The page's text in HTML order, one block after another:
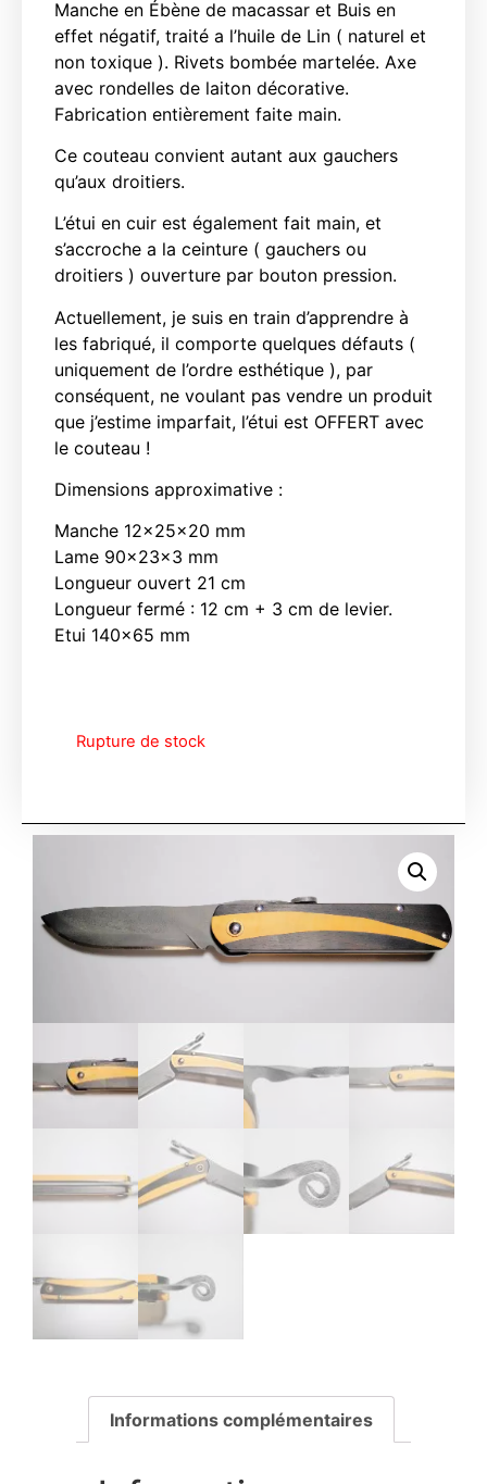
Manche en Ébène de macassar et Buis en
effet négatif, traité a l’huile de Lin ( naturel et
non toxique ). Rivets bombée martelée. Axe
avec rondelles de laiton décorative.
Fabrication entièrement faite main.
Ce couteau convient autant aux gauchers
qu’aux droitiers.
L’étui en cuir est également fait main, et
s’accroche a la ceinture ( gauchers ou
droitiers ) ouverture par bouton pression.
Actuellement, je suis en train d’apprendre à
les fabriqué, il comporte quelques défauts (
uniquement de l’ordre esthétique ), par
conséquent, ne voulant pas vendre un produit
que j’estime imparfait, l’étui est OFFERT avec
le couteau !
Dimensions approximative :
Manche 12x25x20 mm
Lame 90x23x3 mm
Longueur ouvert 21 cm
Longueur fermé : 12 cm + 3 cm de levier.
Etui 140×65 mm
Rupture de stock
Informations complémentaires